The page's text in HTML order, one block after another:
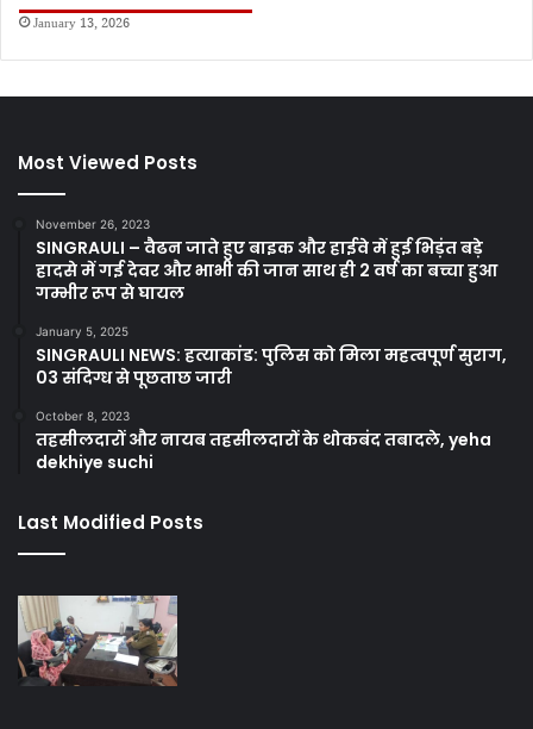
January 13, 2026
Most Viewed Posts
November 26, 2023
SINGRAULI – वैढन जाते हुए बाइक और हाईवे में हुई भिड़ंत बड़े
हादसे में गई देवर और भाभी की जान साथ ही 2 वर्ष का बच्चा हुआ
गम्भीर रूप से घायल
January 5, 2025
SINGRAULI NEWS: हत्याकांड: पुलिस को मिला महत्वपूर्ण सुराग,
03 संदिग्ध से पूछताछ जारी
October 8, 2023
तहसीलदारों और नायब तहसीलदारों के थोकबंद तबादले, yeha
dekhiye suchi
Last Modified Posts